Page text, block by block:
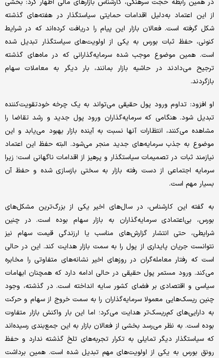
در همین رابطه حجت سرهنگی، کارشناس بازارهای مالی اظهار کرد: بخشی
از این اعتماد به‌دلیل اقدامات حمایتی سیاستگذار در هفته‌های گذشته
شکل گرفته است. فعالان بازار این پیام را دریافت کرده‌اند که در شرایط
کنونی، حفظ ثبات بورس به یکی از اولویت‌های سیاستگذار تبدیل شده
است. همین موضوع موجب شده سرمایه‌گذارانی که در ماه‌های گذشته
ترجیح می‌دادند در حاشیه بازار بمانند، بار دیگر به معاملات سهام
بازگردند.
او افزود: تداوم ورود پول حقیقی می‌تواند به یک چرخه خودتقویت‌کننده
تبدیل شود. هنگامی که سرمایه‌گذاران ورود پول جدید و رشد تقاضا را
مشاهده می‌کنند، انتظارات آنها نسبت به آینده بازار بهبود می‌یابد و این
موضوع به جذب سرمایه‌های جدید منجر می‌شود. البته حفظ این اعتماد
نیازمند ثبات در تصمیمات سیاستگذار و پرهیز از اقدامات ناگهانی است؛ زیرا
سرمایه اجتماعی از دست رفته بازار به سختی بازسازی شده و حفظ آن
بسیار مهم‌ است.
به گفته این کارشناس، در سال‌های اخیر یکی از بزرگ‌ترین مشکل‌های
بورس، بی‌اعتمادی سرمایه‌گذاران به بازار سهام بوده است. در چنین
شرایطی، حتی انتشار گزارش‌های مناسب یا ارزندگی قیمت سهام نیز
نتوانست جریان پایداری از پول را به سمت بازار هدایت کند. این در حالی
است که رفتار معامله‌گران در روزهای اخیر نشانه‌های متفاوتی را مخابره
می‌کند. ورود مستمر پول حقیقی در حالی ادامه دارد که همچنان ابهامات
سیاسی و اقتصادی بر فضای کشور سایه انداخته است. در گذشته، وجود
چنین ریسک‌هایی معمولا سرمایه‌گذاران را به سمت خروج از سهام و حرکت
به دارایی‌های کم‌ریسک‌تر هدایت می‌کرد؛ اما این بار واکنش بازار متفاوت
بوده است. به نظر می‌رسد بخشی از فعالان بازار به این جمع‌بندی رسیده‌اند
که سیاستگذار دیگر تمایلی به تکرار تجربه‌های تلخ گذشته ندارد و حفظ
رونق بورس به یکی از اولویت‌های مهم تبدیل شده است. همین برداشت